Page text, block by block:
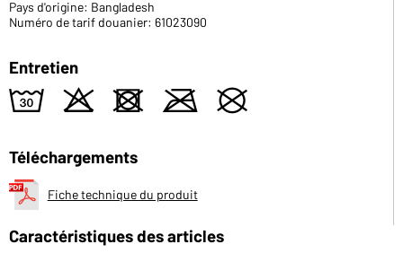
Pays d'origine: Bangladesh
Numéro de tarif douanier: 61023090
Entretien
w o d m U
Téléchargements
Fiche technique du produit
Caractéristiques des articles